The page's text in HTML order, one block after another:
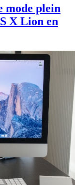
mode plein
X Lion en